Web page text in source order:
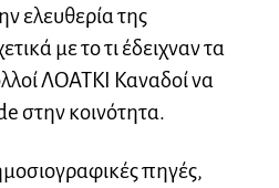
ελευθερία της
με το τι έδειχναν τα
ΛΟΑΤΚΙ Καναδοί να
στην κοινότητα.
πηγές,